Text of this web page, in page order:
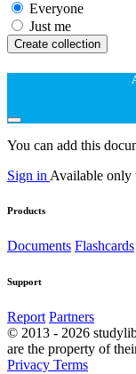
Everyone
Just me
Create collection
You can add this
Sign in Available only
Products
Documents Flashcards
Support
Report Partners
© 2013 - 2026
are the property of
Privacy Terms